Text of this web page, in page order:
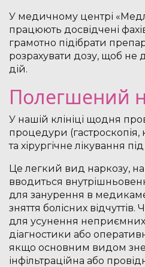
У медичному центрі
працюють досвідчені
грамотно підібрати
розрахувати дозу, щоб не
дій.
Полегшений
У нашій клініці щодня
процедури (гастроскопія,
та хірургічне лікування
Це легкий вид наркозу,
вводиться
для занурення в
зняття болісних відчуттів.
для усунення неприємних
діагностики або
якщо основним видом
інфільтраційна або